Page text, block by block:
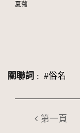
夏菊
關聯詞 : #俗名
第一頁